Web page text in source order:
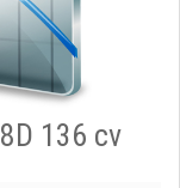
136 cv